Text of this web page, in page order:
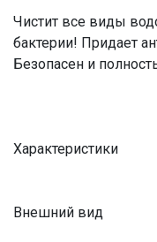
Чистит все виды
бактерии! Придает
Безопасен и
Характеристики
Внешний вид